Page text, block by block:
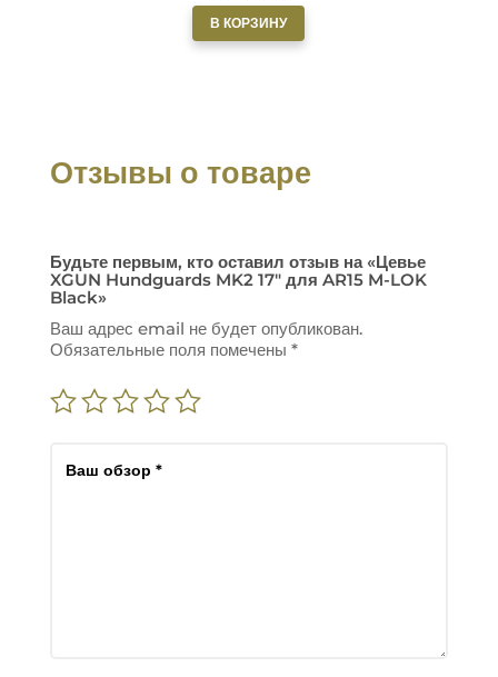
В КОРЗИНУ
Отзывы о товаре
Будьте первым, кто оставил отзыв на «Цевье
XGUN Hundguards MK2 17″ для AR15 M-LOK
Black»
Ваш адрес email не будет опубликован.
Обязательные поля помечены *